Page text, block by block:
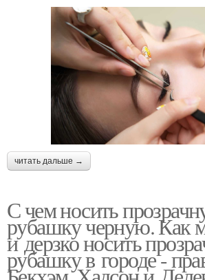
читать дальше →
С чем носить
рубашку черную. Как
и дерзко носить
рубашку в городе -